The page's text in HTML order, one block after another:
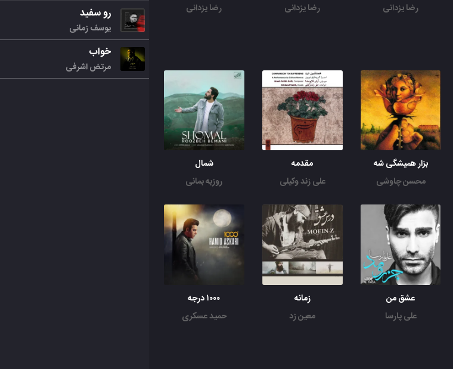
رضا یزدانی
رضا یزدانی
رضا یزدانی
بزار همیشگی شه
محسن چاوشی
مقدمه
علی زند وکیلی
شمال
روزبه بمانی
عشق من
علی پارسا
زمانه
معین زد
۱۰۰۰ درجه
حمید عسکری
رو سفید
یوسف زمانی
خواب
مرتض اشرفی